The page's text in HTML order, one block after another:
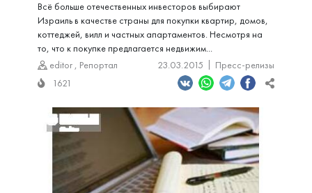
Всё больше отечественных инвесторов выбирают
Израиль в качестве страны для покупки квартир, домов,
коттеджей, вилл и частных апартаментов. Несмотря на
то, что к покупке предлагается недвижим...
editor , Репортал 23.03.2015
Пресс-релизы
1621